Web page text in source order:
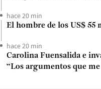
hace 20 min
El hombre de los US$ 55
hace 20 min
Carolina Fuensalida e
“Los argumentos que